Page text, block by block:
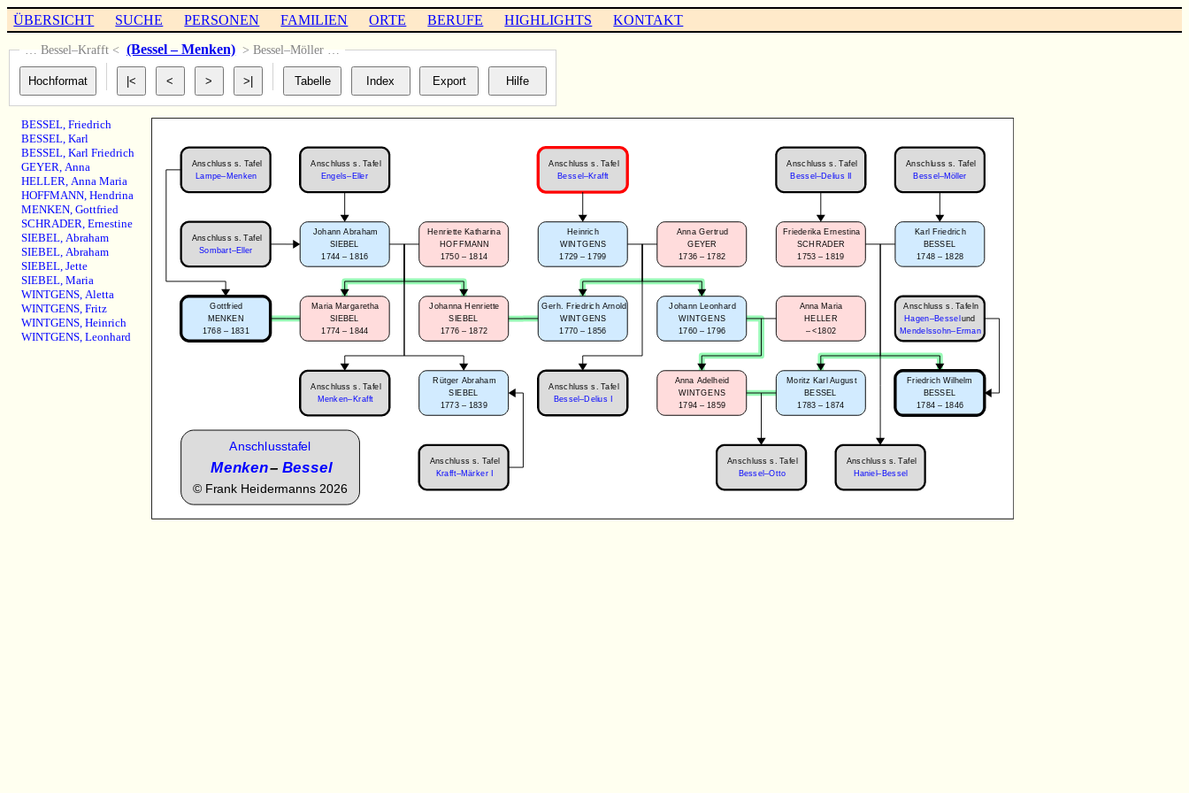
ÜBERSICHT SUCHE PERSONEN FAMILIEN ORTE BERUFE HIGHLIGHTS KONTAKT
… Bessel–Krafft < (Bessel – Menken) > Bessel–Möller …
BESSEL,Friedrich
BESSEL,Karl
BESSEL,Karl Friedrich
GEYER,Anna
HELLER,Anna Maria
HOFFMANN,Hendrina
MENKEN,Gottfried
SCHRADER,Ernestine
SIEBEL,Abraham
SIEBEL,Abraham
SIEBEL,Jette
SIEBEL,Maria
WINTGENS,Aletta
WINTGENS,Fritz
WINTGENS,Heinrich
WINTGENS,Leonhard
Johann Abraham
SIEBEL
1744 – 1816
Henriette Katharina
HOFFMANN
1750 – 1814
Anschluss s. Tafel
Engels–Eller
Anschluss s. Tafel
Sombart–Eller
Anschlusstafel
Menken– Bessel
© Frank Heidermanns 2026
Maria Margaretha
SIEBEL
1774 – 1844
Gottfried
MENKEN
1768 – 1831
Rütger Abraham
SIEBEL
1773 – 1839
Anschluss s. Tafel
Krafft–Märker I
Anschluss s. Tafel
Menken–Krafft
Johanna Henriette
SIEBEL
1776 – 1872
Gerh. Friedrich Arnold
WINTGENS
1770 – 1856
Anna Adelheid
WINTGENS
1794 – 1859
Johann Leonhard
WINTGENS
1760 – 1796
Anna Maria
HELLER
–<1802
Heinrich
WINTGENS
1729 – 1799
Anna Gertrud
GEYER
1736 – 1782
Anschluss s. Tafel
Bessel–Krafft
Moritz Karl August
BESSEL
1783 – 1874
Friederika Ernestina
SCHRADER
1753 – 1819
Karl Friedrich
BESSEL
1748 – 1828
Friedrich Wilhelm
BESSEL
1784 – 1846
Anschluss s. Tafeln
Hagen–Bessel und
Mendelssohn–Erman
Anschluss s. Tafel
Bessel–Otto
Anschluss s. Tafel
Bessel–Delius I
Anschluss s. Tafel
Bessel–Delius II
Anschluss s. Tafel
Bessel–Möller
Anschluss s. Tafel
Lampe–Menken
Anschluss s. Tafel
Haniel–Bessel